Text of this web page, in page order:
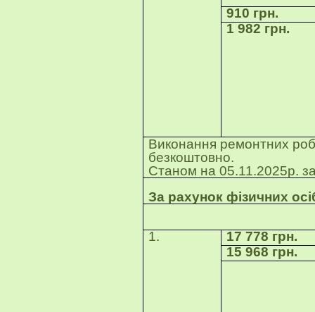
910 грн.
1 982 грн.
Виконання ремонтних
безкоштовно.
Станом на 05.11.2025р.
За рахунок фізичних
1.
17 778 грн.
15 968 грн.